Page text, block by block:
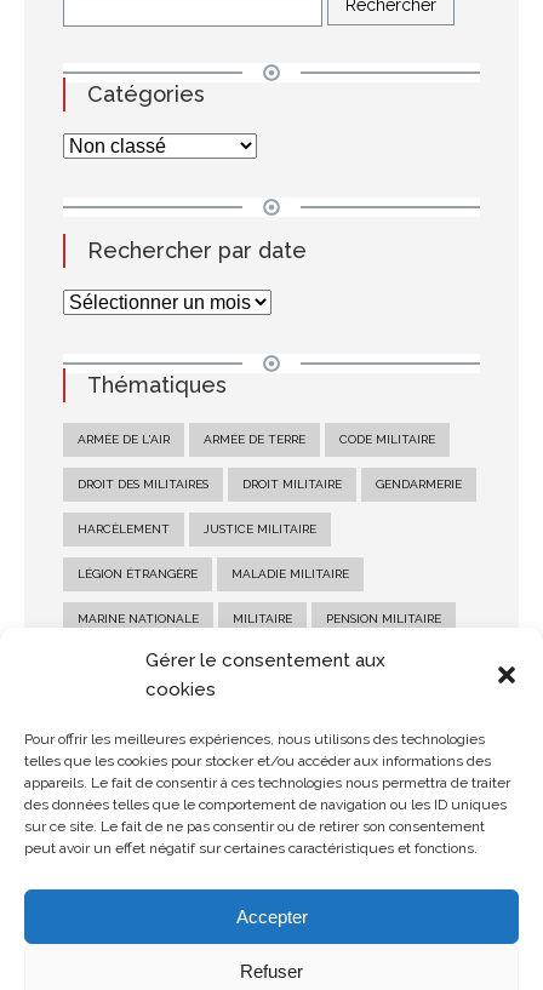
Gérer le consentement aux
cookies
Pour offrir les meilleures expériences, nous utilisons des technologies
telles que les cookies pour stocker et/ou accéder aux informations des
appareils. Le fait de consentir à ces technologies nous permettra de traiter
des données telles que le comportement de navigation ou les ID uniques
sur ce site. Le fait de ne pas consentir ou de retirer son consentement
peut avoir un effet négatif sur certaines caractéristiques et fonctions.
Accepter
Refuser
Catégories
Rechercher par date
Thématiques
ARMÉE DE L'AIR ARMÉE DE TERRE CODE MILITAIRE
DROIT DES MILITAIRES DROIT MILITAIRE GENDARMERIE
HARCÈLEMENT JUSTICE MILITAIRE
LÉGION ÉTRANGÈRE MALADIE MILITAIRE
MARINE NATIONALE MILITAIRE PENSION MILITAIRE
PENSION MILITAIRE D'INVALIDITÉ RECOURS MILITAIRE
SANCTION MILITAIRE SOLDE MILITAIRE
STATUT MILITAIRE